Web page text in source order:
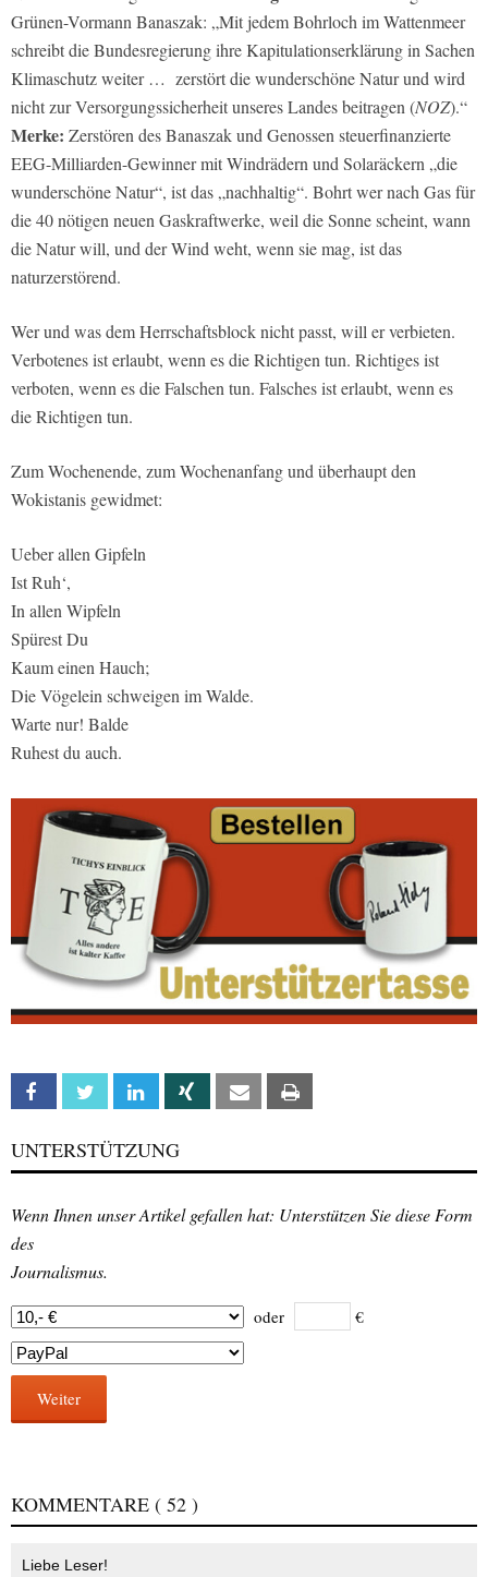
Grünen-Vormann Banaszak: „Mit jedem Bohrloch im Wattenmeer
schreibt die Bundesregierung ihre Kapitulationserklärung in Sachen
Klimaschutz weiter … zerstört die wunderschöne Natur und wird
nicht zur Versorgungssicherheit unseres Landes beitragen (NOZ).“
Merke: Zerstören des Banaszak und Genossen steuerfinanzierte
EEG-Milliarden-Gewinner mit Windrädern und Solaräckern „die
wunderschöne Natur“, ist das „nachhaltig“. Bohrt wer nach Gas für
die 40 nötigen neuen Gaskraftwerke, weil die Sonne scheint, wann
die Natur will, und der Wind weht, wenn sie mag, ist das
naturzerstörend.
Wer und was dem Herrschaftsblock nicht passt, will er verbieten.
Verbotenes ist erlaubt, wenn es die Richtigen tun. Richtiges ist
verboten, wenn es die Falschen tun. Falsches ist erlaubt, wenn es
die Richtigen tun.
Zum Wochenende, zum Wochenanfang und überhaupt den
Wokistanis gewidmet:
Ueber allen Gipfeln
Ist Ruh‘,
In allen Wipfeln
Spürest Du
Kaum einen Hauch;
Die Vögelein schweigen im Walde.
Warte nur! Balde
Ruhest du auch.
Facebook Twitter Linkedin Xing Email
UNTERSTÜTZUNG
Wenn Ihnen unser Artikel gefallen hat: Unterstützen Sie diese Form
des
Journalismus.
oder €
Weiter
KOMMENTARE ( 52 )
Liebe Leser!